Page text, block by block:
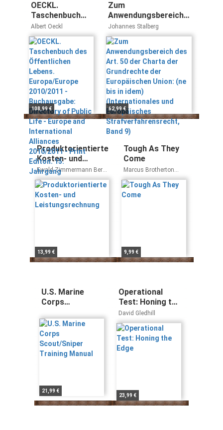
OECKL.
Taschenbuch
des Öffentlichen
Lebens.
Europa/Europe
2010/2011 -
Buchausgabe:
Directory of
Public Life -
Europe and
International
Alliances
2010/2011 -
Print Editon. 15.
Jahrgang
Albert Oeckl
108,99 €
Zum
Anwendungsbereich
des Art. 50 der Charta
der Grundrechte der
Europäischen Union:
(ne bis in idem)
(Internationales und
Europäisches
Strafverfahrensrecht,
Band 9)
Johannes Stalberg
62,99 €
Produktorientierte
Kosten- und
Leistungsrechnung
Ewald Zimmermann Bernd
Klümper
13,99 €
Tough As They
Come
Marcus Brotherton
Travis Mills
9,99 €
U.S. Marine
Corps
Training Manual
21,99 €
Operational
Test: Honing the
Edge
David Gledhill
23,99 €